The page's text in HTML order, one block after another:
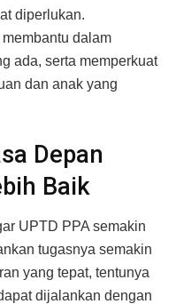
diperlukan.
dalam
ada, serta memperkuat
dan anak yang
Depan
Baik
UPTD PPA semakin
tugasnya semakin
yang tepat, tentunya
dijalankan dengan